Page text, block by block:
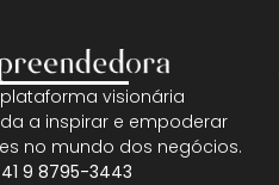
visionária
a inspirar e empoderar
no mundo dos negócios.
9 8795-3443